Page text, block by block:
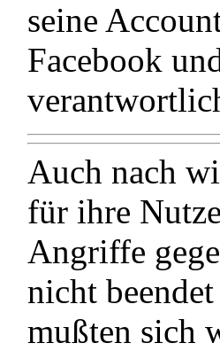
seine
Facebook
Auch nach
für ihre
Angriffe
nicht
mußten sich